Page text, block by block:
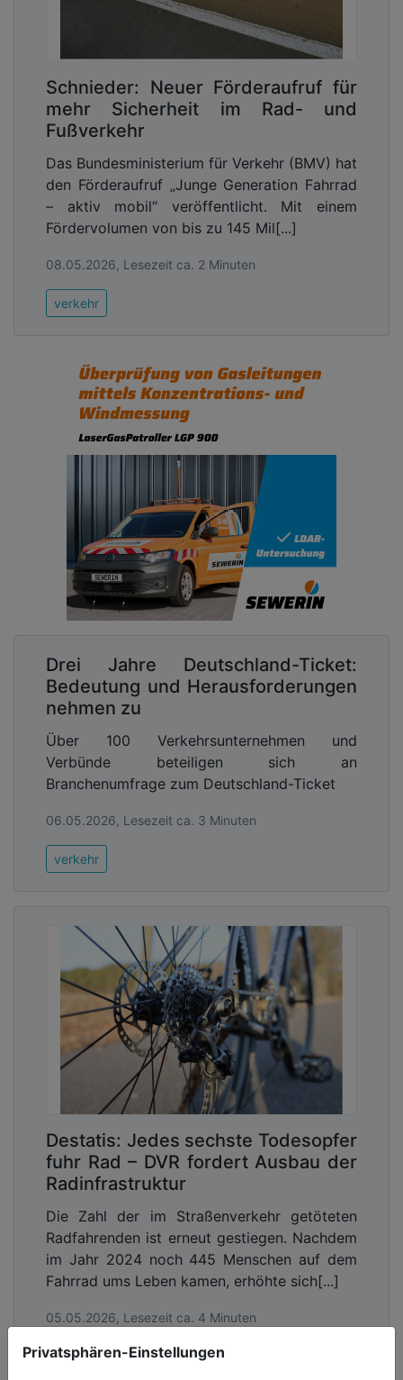
Privatsphären-Einstellungen
Schnieder: Neuer Förderaufruf für
mehr Sicherheit im Rad- und
Fußverkehr
Das Bundesministerium für Verkehr (BMV) hat
den Förderaufruf „Junge Generation Fahrrad
– aktiv mobil“ veröffentlicht. Mit einem
Fördervolumen von bis zu 145 Mil[...]
08.05.2026, Lesezeit ca. 2 Minuten
verkehr
Drei Jahre Deutschland-Ticket:
Bedeutung und Herausforderungen
nehmen zu
Über 100 Verkehrsunternehmen und
Verbünde beteiligen sich an
Branchenumfrage zum Deutschland-Ticket
06.05.2026, Lesezeit ca. 3 Minuten
verkehr
Destatis: Jedes sechste Todesopfer
fuhr Rad – DVR fordert Ausbau der
Radinfrastruktur
Die Zahl der im Straßenverkehr getöteten
Radfahrenden ist erneut gestiegen. Nachdem
im Jahr 2024 noch 445 Menschen auf dem
Fahrrad ums Leben kamen, erhöhte sich[...]
05.05.2026, Lesezeit ca. 4 Minuten
verkehr